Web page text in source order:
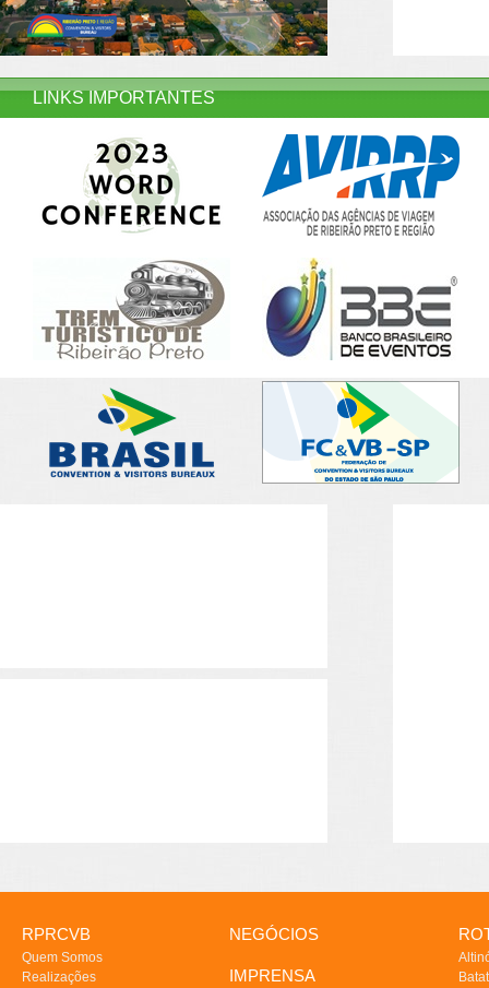
LINKS IMPORTANTES
RPRCVB
Quem Somos
Realizações
NEGÓCIOS
IMPRENSA